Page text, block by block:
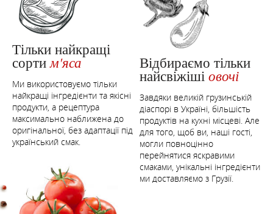
Тільки найкращі
сортим'яса
Ми використовуємо тільки
найкращі інгредієнти та якісні
продукти, а рецептура
максимально наближена до
оригінальної, без адаптації під
український смак.
Відбираємо тільки
найсвіжіші овочі
Завдяки великій грузинській
діаспорі в Україні, більшість
продуктів на кухні місцеві. Але
для того, щоб ви, наші гості,
могли повноцінно
перейнятися яскравими
смаками, унікальні інгредієнти
ми доставляємо з Грузії.